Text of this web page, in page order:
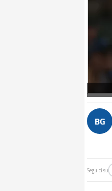
BG
Seguici su